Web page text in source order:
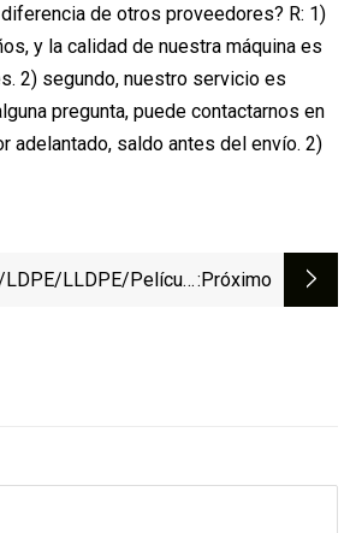
de otros proveedores? R: 1)
y la calidad de nuestra máquina es
2) segundo, nuestro servicio es
pregunta, puede contactarnos en
adelantado, saldo antes del envío. 2)
LLDPE/película:próximo